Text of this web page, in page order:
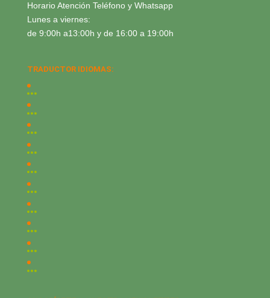
Horario Atención Teléfono y Whatsapp
Lunes a viernes:
de 9:00h a13:00h y de 16:00 a 19:00h
TRADUCTOR IDIOMAS: